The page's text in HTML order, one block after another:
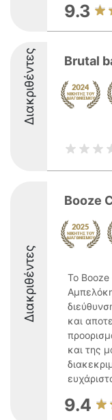
9.3
Διακριθέντες Brutal
Διακριθέντες
Booze
Το Booze
και
και της
9.4